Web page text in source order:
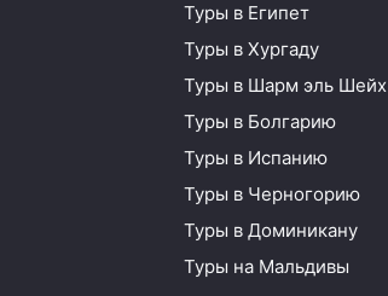
Туры в Египет
Туры в Хургаду
Туры в Шарм эль Шейх
Туры в Болгарию
Туры в Испанию
Туры в Черногорию
Туры в Доминикану
Туры на Мальдивы